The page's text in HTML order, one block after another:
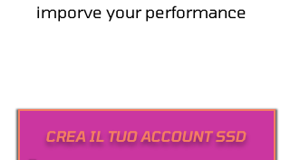
imporve your performance
CREA IL TUO ACCOUNT SSD